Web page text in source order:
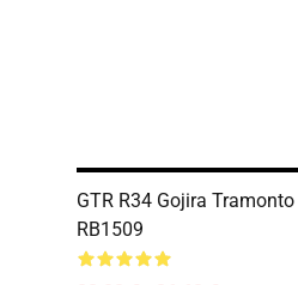
GTR R34 Gojira
RB1509